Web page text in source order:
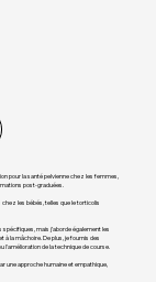
pour la santé pelvienne chez les femmes,
post-graduées.
les bébés, telles que le torticolis
mais j’aborde également les
la mâchoire. De plus, je fournis des
l'amélioration de la technique de course.
une approche humaine et empathique,